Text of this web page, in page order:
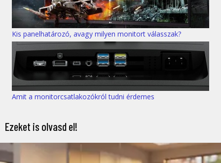
Kis panelhatározó, avagy milyen monitort válasszak?
Amit a monitorcsatlakozókról tudni érdemes
Ezeket is olvasd el!